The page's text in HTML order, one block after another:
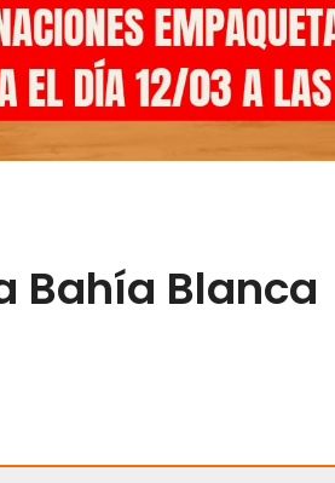
Bahía Blanca